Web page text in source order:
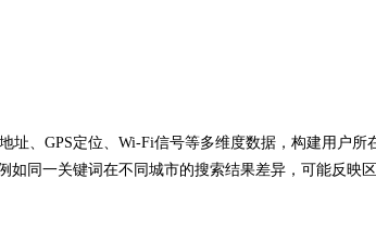
址、GPS定位、Wi-Fi信号等多维度数据，构建用户所
如同一关键词在不同城市的搜索结果差异，可能反映